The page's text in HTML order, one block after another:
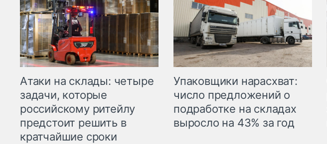
Атаки на склады: четыре
задачи, которые
российскому ритейлу
предстоит решить в
кратчайшие сроки
Упаковщики нарасхват:
число предложений о
подработке на складах
выросло на 43% за год